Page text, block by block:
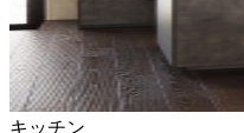
キッチン